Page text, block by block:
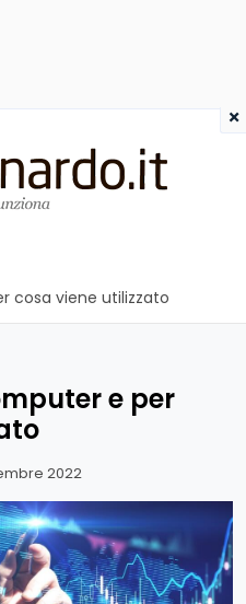
cosa viene utilizzato
e per
2022
×